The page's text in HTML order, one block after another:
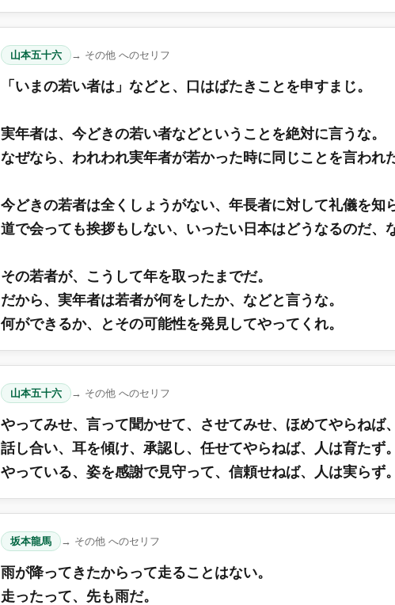
山本五十六 → その他 へのセリフ
「いまの若い者は」などと、口はばたきことを申すまじ。
実年者は、今どきの若い者などということを絶対に言うな。
なぜなら、われわれ実年者が若かった時に同じことを言われ
今どきの若者は全くしょうがない、年長者に対して礼儀を知
道で会っても挨拶もしない、いったい日本はどうなるのだ、
その若者が、こうして年を取ったまでだ。
だから、実年者は若者が何をしたか、などと言うな。
何ができるか、とその可能性を発見してやってくれ。
山本五十六 → その他 へのセリフ
やってみせ、言って聞かせて、させてみせ、ほめてやらねば
話し合い、耳を傾け、承認し、任せてやらねば、人は育たず。
やっている、姿を感謝で見守って、信頼せねば、人は実らず。
坂本龍馬 → その他 へのセリフ
雨が降ってきたからって走ることはない。
走ったって、先も雨だ。